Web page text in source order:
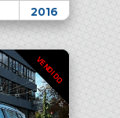
2016
VENDIDO